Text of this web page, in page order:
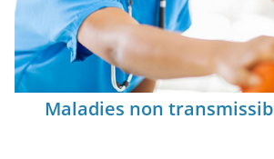
Maladies non